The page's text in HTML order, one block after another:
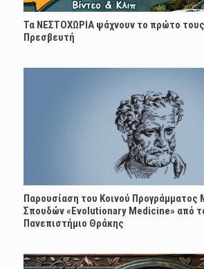
Τα ΝΕΣΤΟΧΩΡΙΑ ψάχνουν το πρώτο
Πρεσβευτή
Παρουσίαση του Κοινού
Σπουδών «Evolutionary Medicine» από
Πανεπιστήμιο Θράκης